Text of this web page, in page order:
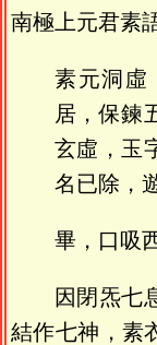
南極上元君素
素元洞虛
居，保鍊
玄虛，玉
名已除，
畢，口吸
因閉炁七
結作七神，素